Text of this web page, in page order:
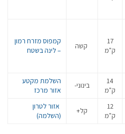
17
ק"מ
קשה
קמפוס מזרח רמון
– לינה בשטח
14
ק"מ
בינוני-
השלמת מקטע
אזור מרכז
12
ק"מ
קל+
אזור לטרון
(השלמה)